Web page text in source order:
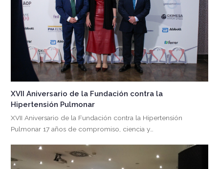
XVII Aniversario de la Fundación contra la
Hipertensión Pulmonar
XVII Aniversario de la Fundación contra la Hipertensión
Pulmonar 17 años de compromiso, ciencia y…